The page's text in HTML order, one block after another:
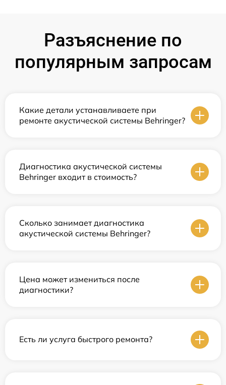
Разъяснение по
популярным запросам
Какие детали устанавливаете при
ремонте акустической системы Behringer?
Диагностика акустической системы
Behringer входит в стоимость?
Сколько занимает диагностика
акустической системы Behringer?
Цена может измениться после
диагностики?
Есть ли услуга быстрого ремонта?